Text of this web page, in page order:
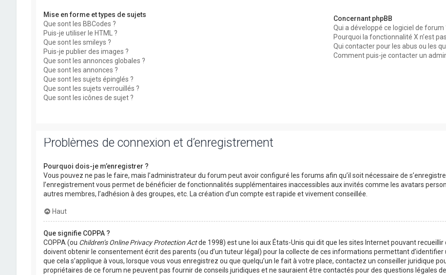
Mise en forme et types de sujets
Que sont les BBCodes ?
Puis-je utiliser le HTML ?
Que sont les smileys ?
Puis-je publier des images ?
Que sont les annonces globales ?
Que sont les annonces ?
Que sont les sujets épinglés ?
Que sont les sujets verrouillés ?
Que sont les icônes de sujet ?
Concernant phpBB
Qui a développé ce logiciel de forum
Pourquoi la fonctionnalité X n’est
Qui contacter pour les abus ou les
Comment puis-je contacter un
Problèmes de connexion et d’enregistrement
Pourquoi dois-je m’enregistrer ?
Vous pouvez ne pas le faire, mais l’administrateur du forum peut avoir configuré les forums afin qu’il soit nécessaire de
l’enregistrement vous permet de bénéficier de fonctionnalités supplémentaires inaccessibles aux invités comme les avatars
autres membres, l’adhésion à des groupes, etc. La création d’un compte est rapide et vivement conseillée.
Haut
Que signifie COPPA ?
COPPA (ou Children’s Online Privacy Protection Actde 1998) est une loi aux États-Unis qui dit que les sites Internet pouvant
doivent obtenir le consentement écrit des parents (ou d’un tuteur légal) pour la collecte de ces informations permettant d’identifier
que cela s’applique à vous, lorsque vous vous enregistrez ou que quelqu’un le fait à votre place, contactez un conseiller juridique
propriétaires de ce forum ne peuvent pas fournir de conseils juridiques et ne sauraient être contactés pour des questions légales